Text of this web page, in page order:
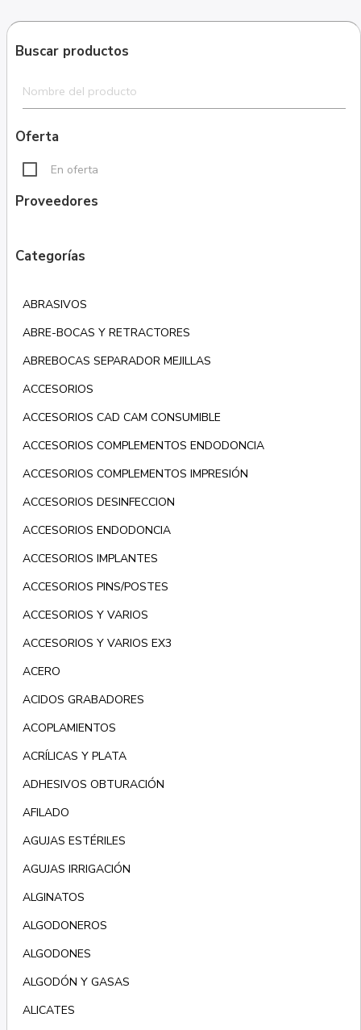
Buscar productos
Oferta
En oferta
Proveedores
Categorías
ABRASIVOS
ABRE-BOCAS Y RETRACTORES
ABREBOCAS SEPARADOR MEJILLAS
ACCESORIOS
ACCESORIOS CAD CAM CONSUMIBLE
ACCESORIOS COMPLEMENTOS ENDODONCIA
ACCESORIOS COMPLEMENTOS IMPRESIÓN
ACCESORIOS DESINFECCION
ACCESORIOS ENDODONCIA
ACCESORIOS IMPLANTES
ACCESORIOS PINS/POSTES
ACCESORIOS Y VARIOS
ACCESORIOS Y VARIOS EX3
ACERO
ACIDOS GRABADORES
ACOPLAMIENTOS
ACRÍLICAS Y PLATA
ADHESIVOS OBTURACIÓN
AFILADO
AGUJAS ESTÉRILES
AGUJAS IRRIGACIÓN
ALGINATOS
ALGODONEROS
ALGODONES
ALGODÓN Y GASAS
ALICATES